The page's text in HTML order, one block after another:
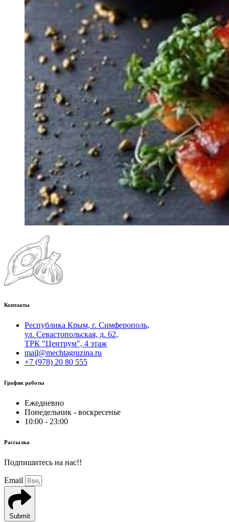
Контакты
Республика Крым, г. Симферополь,
ул. Севастопольская, д. 62,
ТРК "Центрум", 4 этаж
mail@mechtagruzina.ru
+7 (978) 20 80 555
График работы
Ежедневно
Понедельник - воскресенье
10:00 - 23:00
Рассылка
Подпишитесь на нас!!
Email
Submit